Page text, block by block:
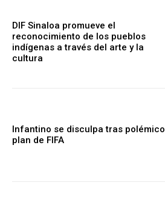
DIF Sinaloa promueve el
reconocimiento de los pueblos
indígenas a través del arte y la
cultura
Infantino se disculpa tras polémico
plan de FIFA